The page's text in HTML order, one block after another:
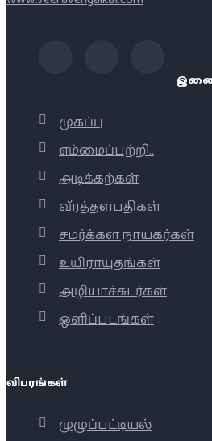
முகப்பு
எம்மைப்பற்றி..
அடிக்கற்கள்
வீரத்தளபதிகள்
சமர்க்கள நாயகர்கள்
உயிராயுதங்கள்
அழியாச்சுடர்கள்
ஒளிப்படங்கள்
விபரங்கள்
முழுப்பட்டியல்